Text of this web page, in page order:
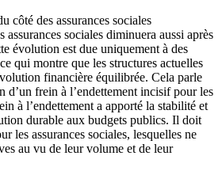
côté des assurances sociales
assurances sociales diminuera aussi après
évolution est due uniquement à des
qui montre que les structures actuelles
financière équilibrée. Cela parle
d’un frein à l’endettement incisif pour les
à l’endettement a apporté la stabilité et
durable aux budgets publics. Il doit
les assurances sociales, lesquelles ne
au vu de leur volume et de leur